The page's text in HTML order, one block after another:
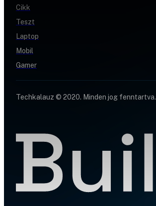
Cikk
Teszt
Laptop
Mobil
Gamer
Techkalauz © 2020. Minden jog fenntartva.